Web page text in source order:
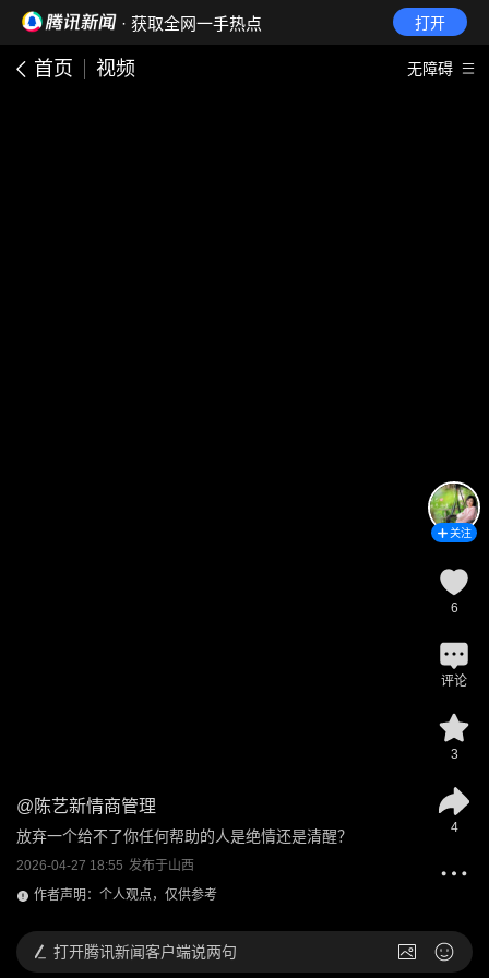
· 获取全网一手热点 打开
首页 视频 无障碍
@ 陈艺新情商管理
放弃一个给不了你任何帮助的人是绝情还是清醒？
2026-04-27 18:55 发布于山西
作者声明：个人观点，仅供参考
关注
6
评论
3
4
打开腾讯新闻客户端说两句